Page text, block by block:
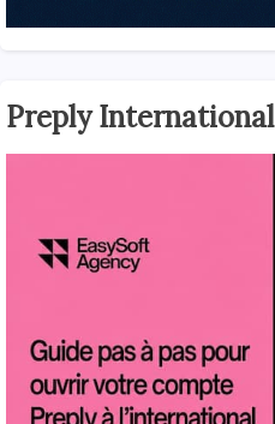
Preply International